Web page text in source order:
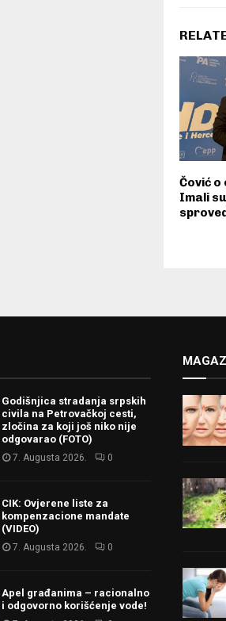
Čović o
Imali
Godišnjica stradanja srpskih
civila na Petrovačkoj cesti,
zločina za koji još niko nije
odgovarao (FOTO)
7. Augusta 2026. 0
CIK: Ovjerene liste za
kompenzacione mandate
(VIDEO)
7. Augusta 2026. 0
Apel građanima – racionalno
i odgovorno korišćenje vode!